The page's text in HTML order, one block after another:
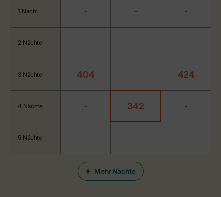
Mehr Nächte
1 Nacht - - -
2 Nächte - - -
3 Nächte 404 - 424
4 Nächte - 342 -
5 Nächte - - -